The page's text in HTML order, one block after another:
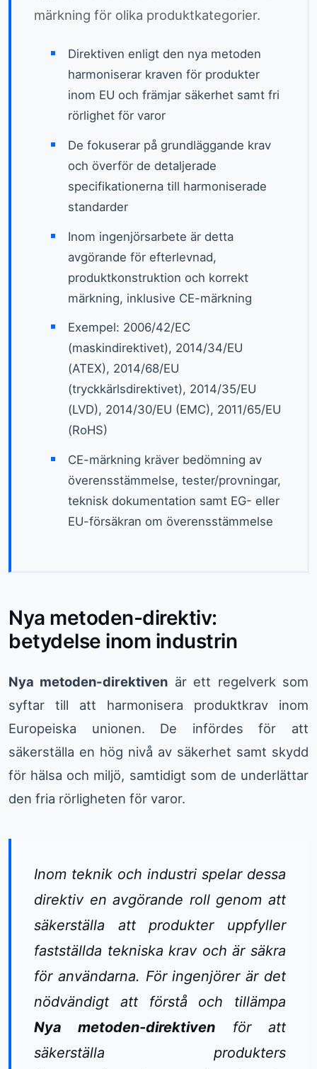
märkning för olika produktkategorier.
Direktiven enligt den nya metoden
harmoniserar kraven för produkter
inom EU och främjar säkerhet samt fri
rörlighet för varor
De fokuserar på grundläggande krav
och överför de detaljerade
specifikationerna till harmoniserade
standarder
Inom ingenjörsarbete är detta
avgörande för efterlevnad,
produktkonstruktion och korrekt
märkning, inklusive CE-märkning
Exempel: 2006/42/EC
(maskindirektivet), 2014/34/EU
(ATEX), 2014/68/EU
(tryckkärlsdirektivet), 2014/35/EU
(LVD), 2014/30/EU (EMC), 2011/65/EU
(RoHS)
CE-märkning kräver bedömning av
överensstämmelse, tester/provningar,
teknisk dokumentation samt EG- eller
EU-försäkran om överensstämmelse
Nya metoden-direktiv:
betydelse inom industrin
Nya metoden-direktiven är ett regelverk som
syftar till att harmonisera produktkrav inom
Europeiska unionen. De infördes för att
säkerställa en hög nivå av säkerhet samt skydd
för hälsa och miljö, samtidigt som de underlättar
den fria rörligheten för varor.
Inom teknik och industri spelar dessa
direktiv en avgörande roll genom att
säkerställa att produkter uppfyller
fastställda tekniska krav och är säkra
för användarna. För ingenjörer är det
nödvändigt att förstå och tillämpa
Nya metoden-direktiven för att
säkerställa produkters